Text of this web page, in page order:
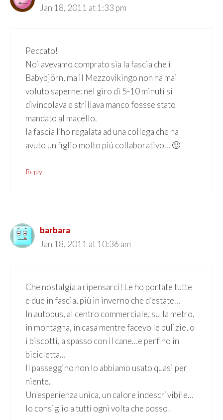
Jan 18, 2011 at 1:33 pm
Peccato!
Noi avevamo comprato sia la fascia che il
Babybjörn, ma il Mezzovikingo non ha mai
voluto saperne: nel giro di 5-10 minuti si
divincolava e strillava manco fossse stato
mandato al macello.
la fascia l’ho regalata ad una collega che ha
avuto un figlio molto piú collaborativo… 🙂
Reply
barbara
Jan 18, 2011 at 10:36 am
Che nostalgia a ripensarci! Le ho portate tutte
e due in fascia, più in inverno che d’estate…
In autobus, al centro commerciale, sulla metro,
in montagna, in casa mentre facevo le pulizie, o
i biscotti, a spasso con il cane…e perfino in
bicicletta…
Il passeggino non lo abbiamo usato quasi per
niente.
Un’esperienza unica, un calore indescrivibile…
lo consiglio a tutti ogni volta che posso!